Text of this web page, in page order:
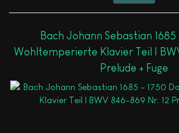
Bach Johann Sebastian 1685
Wohltemperierte Klavier Teil I
Prelude + Fuge